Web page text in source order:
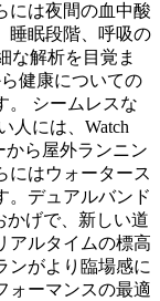
には夜間の血中酸
睡眠段階、呼吸の
な解析を目覚ま
健康についての
。 シームレスな
人には、Watch
から屋外ランニン
にはウォータース
。デュアルバンド
かげで、新しい道
アルタイムの標高
ンがより臨場感に
ォーマンスの最適